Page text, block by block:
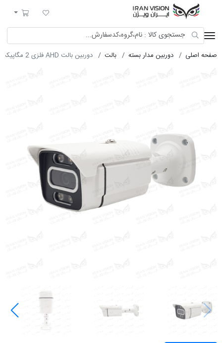
لیست مورد علاقه
سبد خرید
صفحه اصلی دوربین مدار بسته بالت دوربین بالت AHD فلزی 2 مگاپیکسل با لنز 3.6 استارلایت شب رنگی